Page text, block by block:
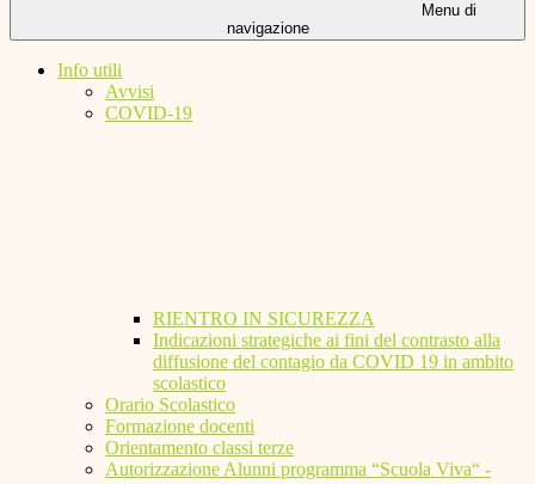
Menu di
navigazione
Info utili
Avvisi
COVID-19
RIENTRO IN SICUREZZA
Indicazioni strategiche ai fini del contrasto alla
diffusione del contagio da COVID 19 in ambito
scolastico
Orario Scolastico
Formazione docenti
Orientamento classi terze
Autorizzazione Alunni programma “Scuola Viva“ -